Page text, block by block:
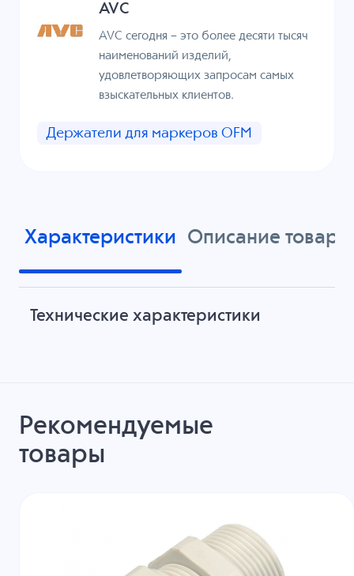
AVC
AVC сегодня – это более десяти тысяч
наименований изделий,
удовлетворяющих запросам самых
взыскательных клиентов.
Держатели для маркеров OFM
Характеристики Описание товара
Технические характеристики
Рекомендуемые
товары